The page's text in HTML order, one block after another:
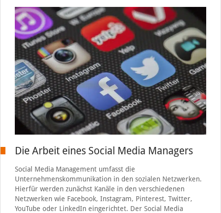
Die Arbeit eines Social Media Managers
Social Media Management umfasst die
Unternehmenskommunikation in den sozialen Netzwerken.
Hierfür werden zunächst Kanäle in den verschiedenen
Netzwerken wie Facebook, Instagram, Pinterest, Twitter,
YouTube oder LinkedIn eingerichtet. Der Social Media